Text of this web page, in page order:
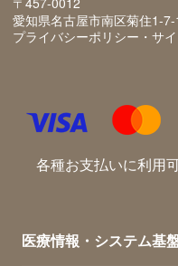
愛知県名古屋市南区菊住1-
プライバシーポリシー・サ
各種お支払いに利用
医療情報・システム基